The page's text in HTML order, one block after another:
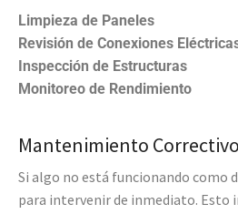
Limpieza de Paneles
Revisión de Conexiones
Inspección de Estructuras
Monitoreo de Rendimiento
Mantenimiento Correctivo
Si algo no está funcionando como
para intervenir de inmediato. Esto